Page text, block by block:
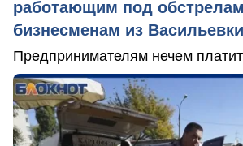
работающим под
бизнесменам из Васильевки
Предпринимателям нечем